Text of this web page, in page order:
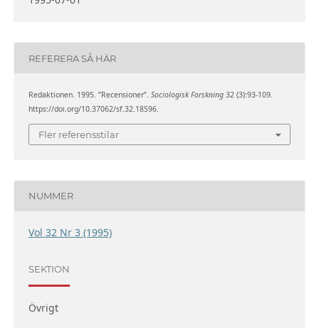
REFERERA SÅ HÄR
Redaktionen. 1995. ”Recensioner”. Sociologisk Forskning32 (3):93-109.
https://doi.org/10.37062/sf.32.18596.
Fler referensstilar
NUMMER
Vol 32 Nr 3 (1995)
SEKTION
Övrigt